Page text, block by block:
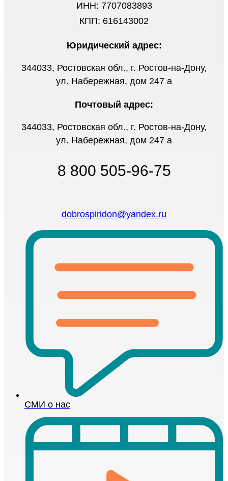
ИНН: 7707083893
КПП: 616143002
Юридический адрес:
344033, Ростовская обл., г. Ростов-на-Дону,
ул. Набережная, дом 247 а
Почтовый адрес:
344033, Ростовская обл., г. Ростов-на-Дону,
ул. Набережная, дом 247 а
8 800 505-96-75
dobrospiridon@yandex.ru
СМИ о нас